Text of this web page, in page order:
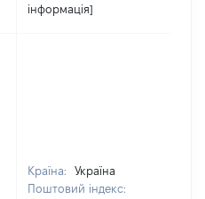
інформація]
Країна:
Україна
Поштовий індекс: